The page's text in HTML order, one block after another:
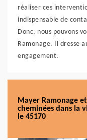
réaliser ces
indispensable de
Donc, nous pouvons
Ramonage. Il dresse
engagement.
Mayer Ramonage
cheminées dans la
le 45170